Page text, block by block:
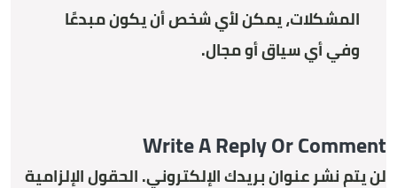
المشكلات، يمكن لأي شخص أن يكون مبدعًا
وفي أي سياق أو مجال.
Write A Reply Or Comment
لن يتم نشر عنوان بريدك الإلكتروني.الحقول الإلزامية